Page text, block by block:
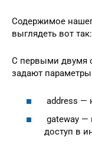
Содержимое
выглядеть вот так:
С первыми двумя
задают
address —
gateway —
доступ в